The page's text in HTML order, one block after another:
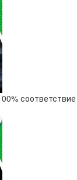
соответствие